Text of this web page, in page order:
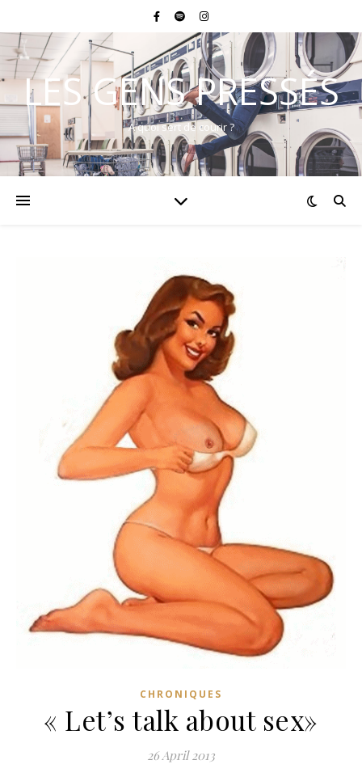
LES GENS PRESSÉS
A quoi sert de courir ?
CHRONIQUES
« Let’s talk about sex»
26 April 2013